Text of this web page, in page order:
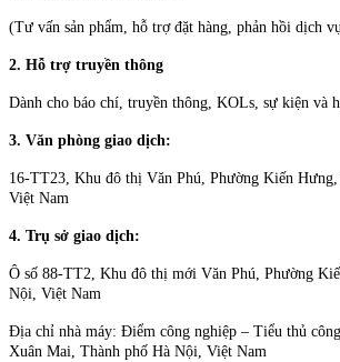
(Tư vấn sản phẩm, hỗ trợ đặt hàng, phản hồi dịch
2. Hỗ trợ truyền thông
Dành cho báo chí, truyền thông, KOLs, sự kiện và
3. Văn phòng giao dịch:
16-TT23, Khu đô thị Văn Phú, Phường Kiến
Việt Nam
4. Trụ sở giao dịch:
Ô số 88-TT2, Khu đô thị mới Văn Phú, Phường
Nội, Việt Nam
Địa chỉ nhà máy: Điểm công nghiệp – Tiểu thủ
Xuân Mai, Thành phố Hà Nội, Việt Nam